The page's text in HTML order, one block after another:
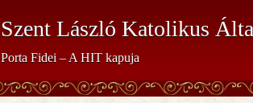
Szent László Katolikus
Porta Fidei – A HIT kapuja